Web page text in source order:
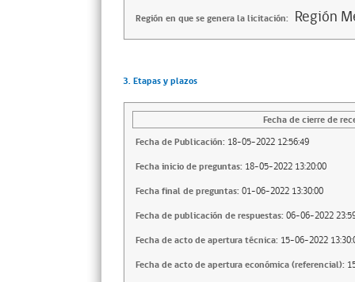
Región en que se genera la licitación: Región
3. Etapas y plazos
Fecha de cierre de
Fecha de Publicación: 18-05-2022 12:56:49
Fecha inicio de preguntas: 18-05-2022 13:20:00
Fecha final de preguntas: 01-06-2022 13:30:00
Fecha de publicación de respuestas: 06-06-2022
Fecha de acto de apertura técnica: 15-06-2022
Fecha de acto de apertura económica (referencial):